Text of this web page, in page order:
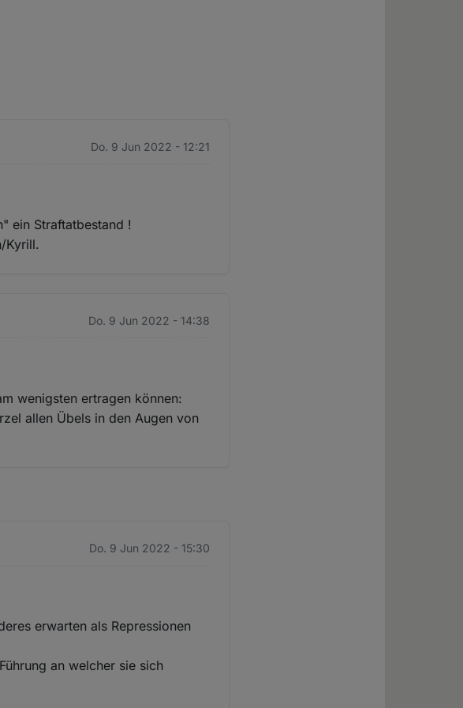
Do. 9 Jun 2022 - 12:21
ein Straftatbestand !
Kyrill.
Do. 9 Jun 2022 - 14:38
wenigsten ertragen können:
allen Übels in den Augen von
Do. 9 Jun 2022 - 15:30
erwarten als Repressionen
an welcher sie sich